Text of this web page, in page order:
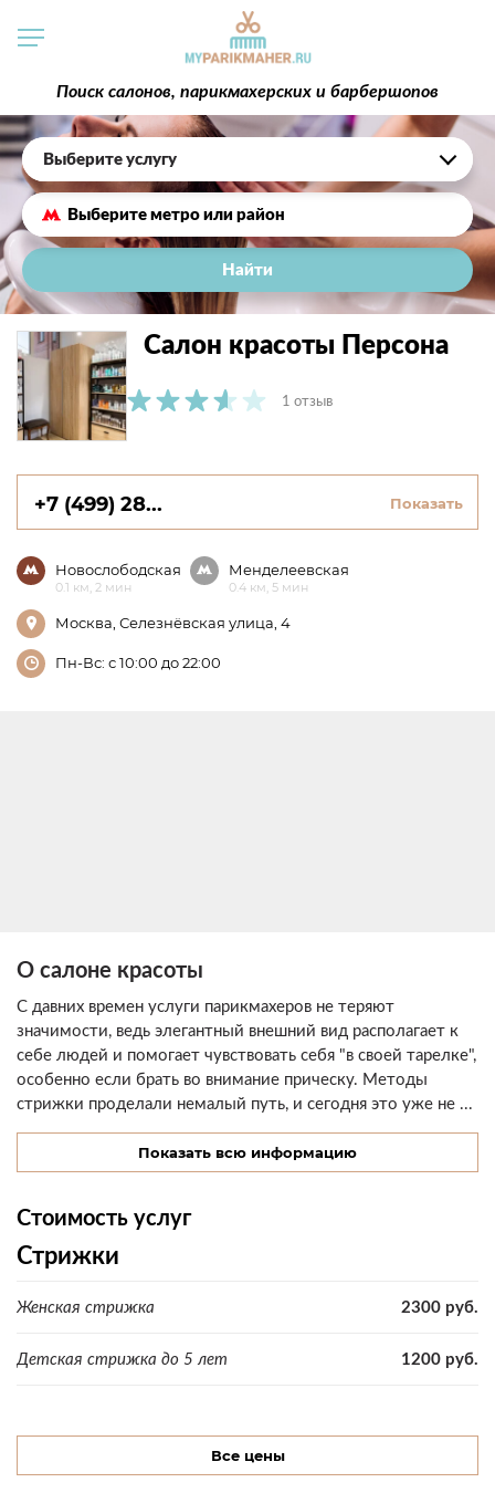
Поиск салонов, парикмахерских и барбершопов
Выберите услугу
Найти
Салон красоты Персона
1 отзыв
+7 (499) 28... Показать
Новослободская
0.1 км, 2 мин
Менделеевская
0.4 км, 5 мин
Москва, Селезнёвская улица, 4
Пн-Вс: с 10:00 до 22:00
О салоне красоты
С давних времен услуги парикмахеров не теряют
значимости, ведь элегантный внешний вид располагает к
себе людей и помогает чувствовать себя "в своей тарелке",
особенно если брать во внимание прическу. Методы
стрижки проделали немалый путь, и сегодня это уже не ...
Показать всю информацию
Стоимость услуг
Стрижки
Женская стрижка 2300 руб.
Детская стрижка до 5 лет 1200 руб.
Все цены